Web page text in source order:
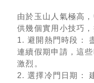
由於玉山人氣極高
供幾個實用小技巧，
1. 避開熱門時段：
連續假期申請，這
激烈。
2. 選擇冷門日期：